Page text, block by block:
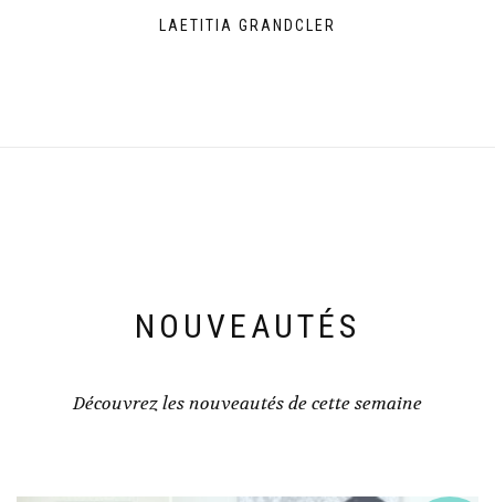
LAETITIA GRANDCLER
NOUVEAUTÉS
Découvrez les nouveautés de cette semaine